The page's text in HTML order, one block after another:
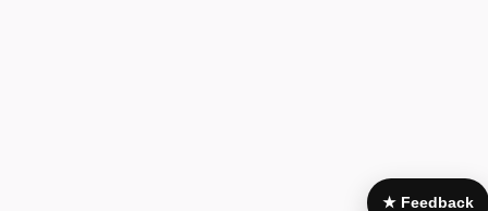
★ Feedback